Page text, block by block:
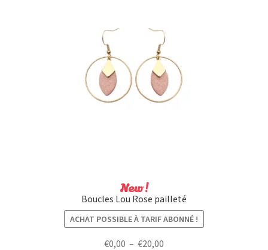
New !
Boucles Lou Rose pailleté
ACHAT POSSIBLE À TARIF ABONNÉ !
€0,00 – €20,00